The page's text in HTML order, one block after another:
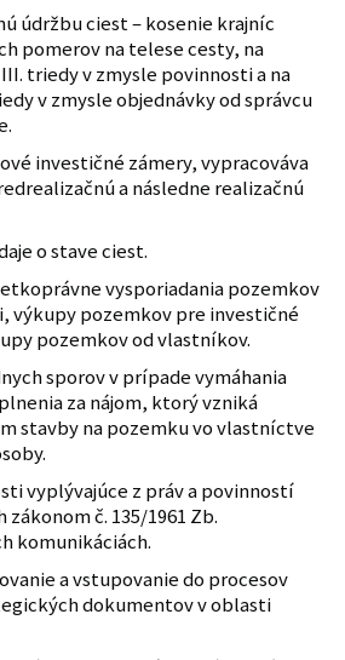
údržbu ciest – kosenie krajníc
pomerov na telese cesty, na
triedy v zmysle povinnosti a na
v zmysle objednávky od správcu
investičné zámery, vypracováva
a následne realizačnú
o stave ciest.
vysporiadania pozemkov
výkupy pozemkov pre investičné
pozemkov od vlastníkov.
sporov v prípade vymáhania
za nájom, ktorý vzniká
stavby na pozemku vo vlastníctve
vyplývajúce z práv a povinností
zákonom č. 135/1961 Zb.
komunikáciách.
a vstupovanie do procesov
dokumentov v oblasti